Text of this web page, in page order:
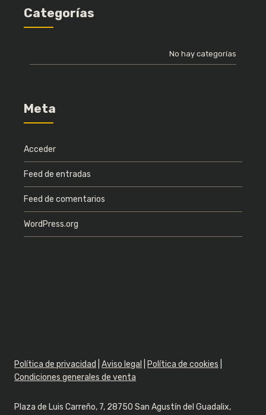
Categorías
No hay categorías
Meta
Acceder
Feed de entradas
Feed de comentarios
WordPress.org
Política de privacidad |Aviso legal Política de cookies
Condiciones generales de venta
Plaza de Luis Carreño, 7, 28750 San Agustín del Guadalix,